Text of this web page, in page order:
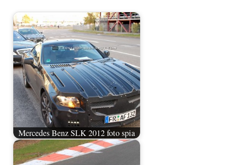
Mercedes Benz SLK 2012 foto spia